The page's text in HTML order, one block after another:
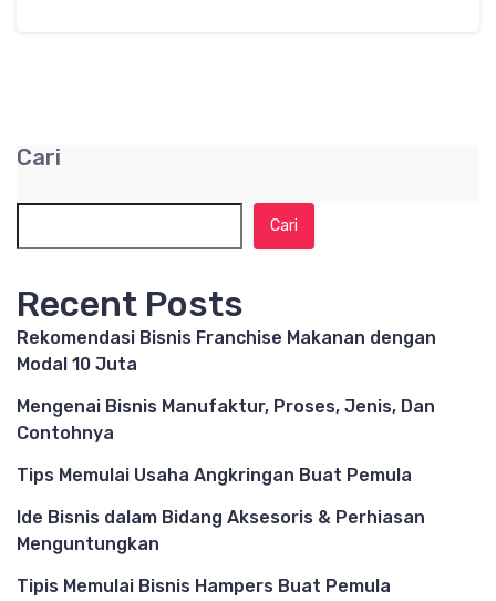
Cari
Cari
Recent Posts
Rekomendasi Bisnis Franchise Makanan dengan
Modal 10 Juta
Mengenai Bisnis Manufaktur, Proses, Jenis, Dan
Contohnya
Tips Memulai Usaha Angkringan Buat Pemula
Ide Bisnis dalam Bidang Aksesoris & Perhiasan
Menguntungkan
Tipis Memulai Bisnis Hampers Buat Pemula